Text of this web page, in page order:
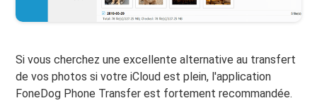
Si vous cherchez une excellente alternative au transfert
de vos photos si votre iCloud est plein, l'application
FoneDog Phone Transfer est fortement recommandée.